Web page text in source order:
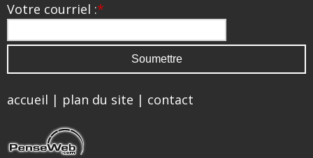
Votre courriel :*
accueil | plan du site | contact